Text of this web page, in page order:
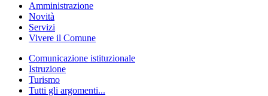
Amministrazione
Novità
Servizi
Vivere il Comune
Comunicazione istituzionale
Istruzione
Turismo
Tutti gli argomenti...